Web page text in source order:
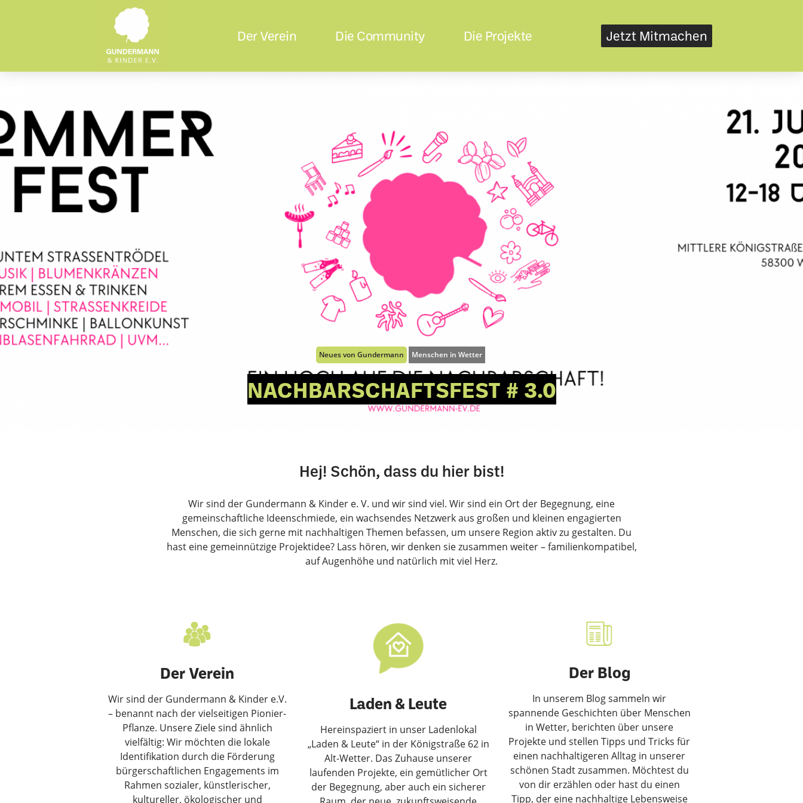
Der Verein Die Community Die Projekte Jetzt Mitmachen
Neues von Gundermann Menschen in Wetter
NACHBARSCHAFTSFEST # 3.0
Hej! Schön, dass du hier bist!
Wir sind der Gundermann & Kinder e. V. und wir sind viel. Wir sind ein Ort der Begegnung, eine
gemeinschaftliche Ideenschmiede, ein wachsendes Netzwerk aus großen und kleinen engagierten
Menschen, die sich gerne mit nachhaltigen Themen befassen, um unsere Region aktiv zu gestalten. Du
hast eine gemeinnützige Projektidee? Lass hören, wir denken sie zusammen weiter – familienkompatibel,
auf Augenhöhe und natürlich mit viel Herz.
Der Verein
Wir sind der Gundermann & Kinder e.V.
– benannt nach der vielseitigen Pionier-
Pflanze. Unsere Ziele sind ähnlich
vielfältig: Wir möchten die lokale
Identifikation durch die Förderung
bürgerschaftlichen Engagements im
Rahmen sozialer, künstlerischer,
kultureller, ökologischer und
Laden & Leute
Hereinspaziert in unser Ladenlokal
„Laden & Leute“ in der Königstraße 62 in
Alt-Wetter. Das Zuhause unserer
laufenden Projekte, ein gemütlicher Ort
der Begegnung, aber auch ein sicherer
Der Blog
In unserem Blog sammeln wir
spannende Geschichten über Menschen
in Wetter, berichten über unsere
Projekte und stellen Tipps und Tricks für
einen nachhaltigeren Alltag in unserer
schönen Stadt zusammen. Möchtest du
von dir erzählen oder hast du einen
Tipp, der eine nachhaltige Lebensweise